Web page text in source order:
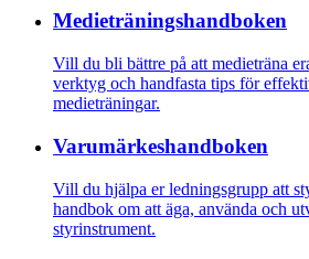
Medietränings­­­handboken
Vill du bli bättre på att medieträna
verktyg och handfasta tips för
medieträningar.
Varumärkes­handboken
Vill du hjälpa er ledningsgrupp att
handbok om att äga, använda och
styrinstrument.